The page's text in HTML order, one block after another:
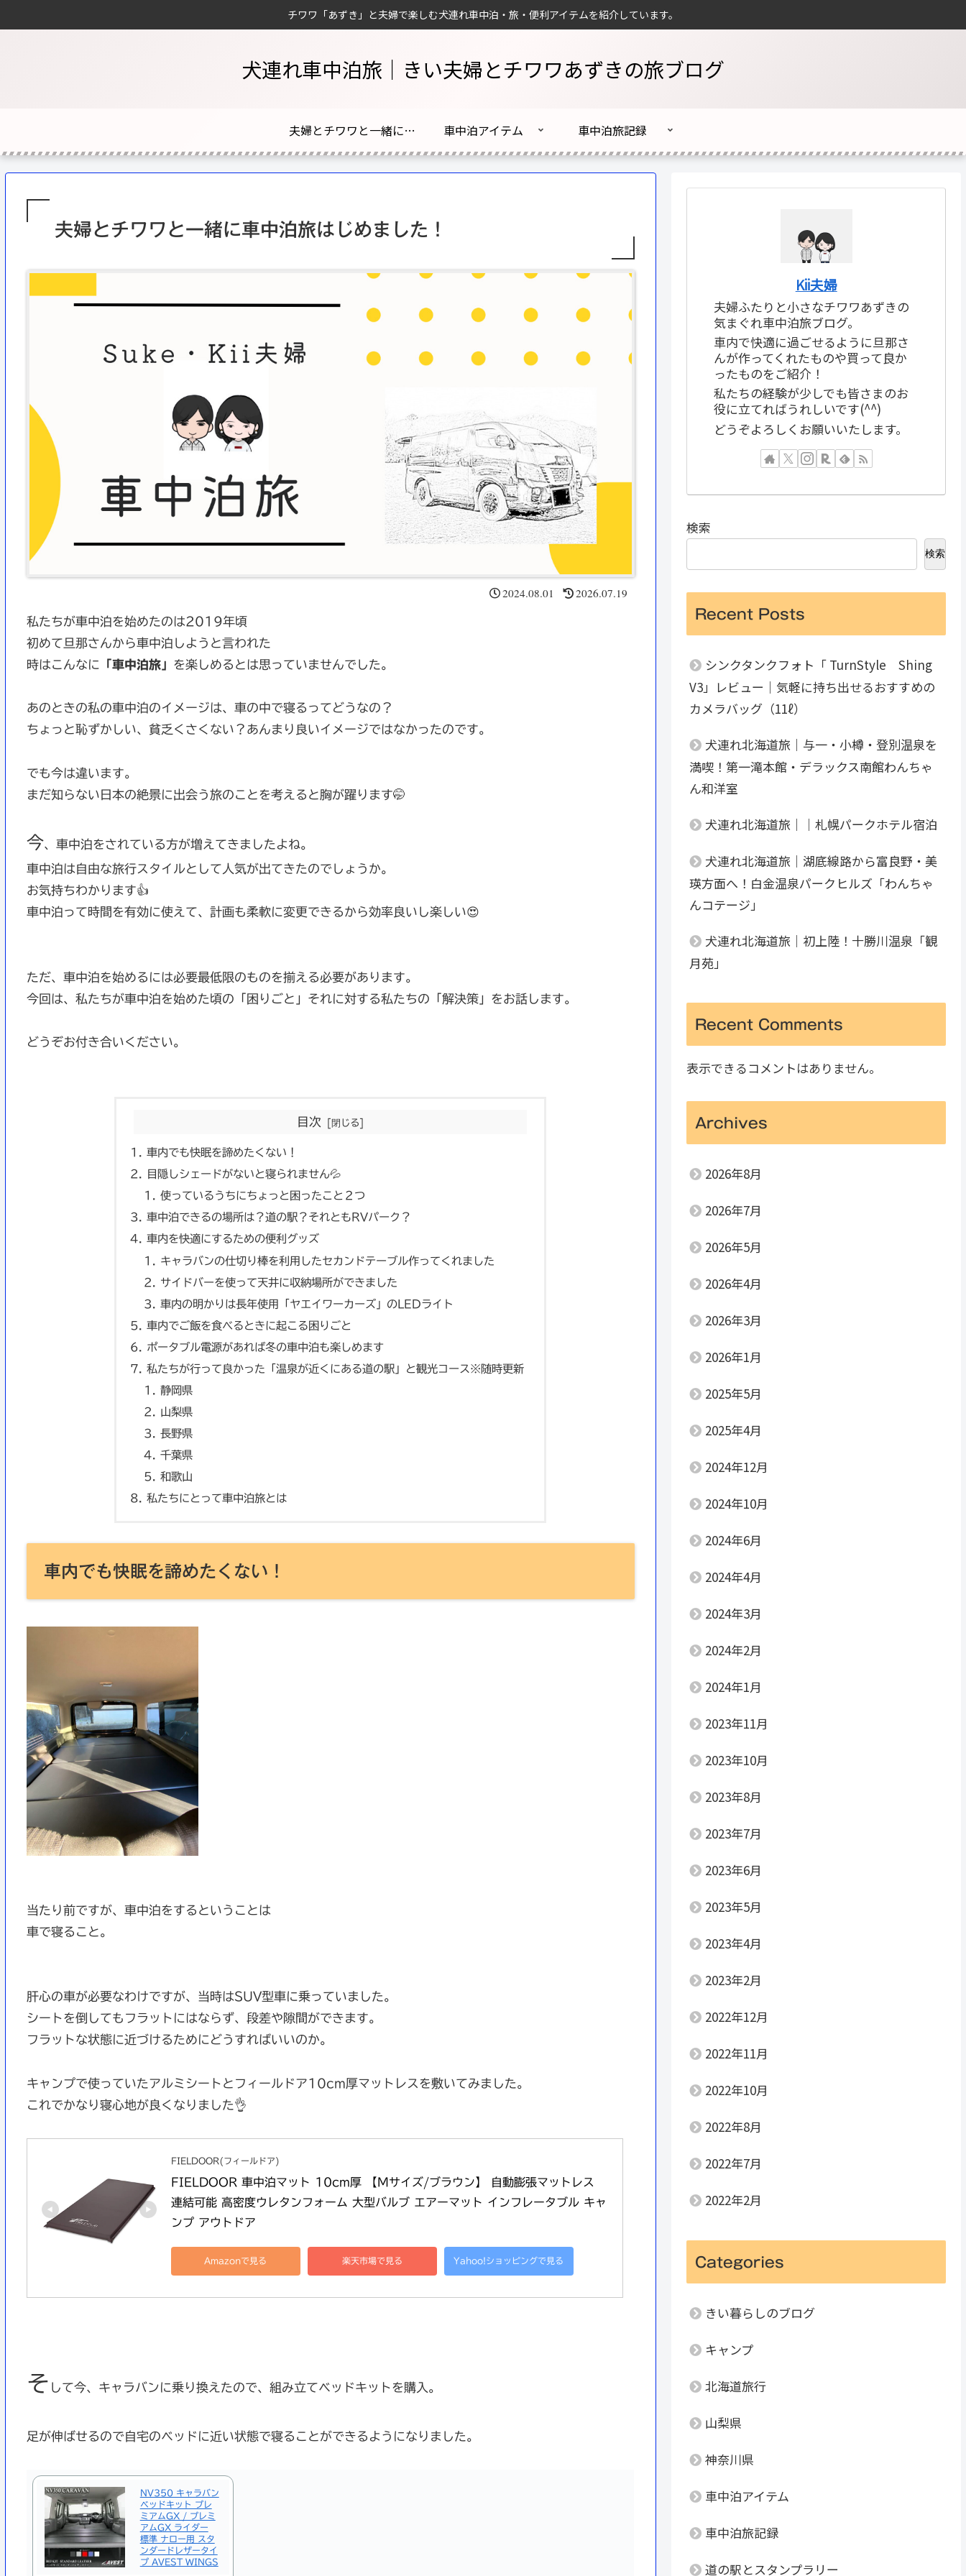
チワワ「あずき」と夫婦で楽しむ犬連れ車中泊・旅・便利アイテムを紹介しています。
犬連れ車中泊旅｜きい夫婦とチワワあずきの旅ブログ
夫婦とチワワと一緒に車中泊旅はじめました！ 車中泊アイテム 車中泊旅記録
夫婦とチワワと一緒に車中泊旅はじめました！
2024.08.01 2026.07.19
私たちが車中泊を始めたのは2019年頃
初めて旦那さんから車中泊しようと言われた
時はこんなに
「車中泊旅」 を楽しめるとは思っていませんでした。
あのときの私の車中泊のイメージは、車の中で寝るってどうなの？
ちょっと恥ずかしい、貧乏くさくない？あんまり良いイメージではなかったのです。
でも今は違います。
まだ知らない日本の絶景に出会う旅のことを考えると胸が躍ります🤭
今、車中泊をされている方が増えてきましたよね。
車中泊は自由な旅行スタイルとして人気が出てきたのでしょうか。
お気持ちわかります👍
車中泊って時間を有効に使えて、計画も柔軟に変更できるから効率良いし楽しい😍
ただ、車中泊を始めるには必要最低限のものを揃える必要があります。
今回は、私たちが車中泊を始めた頃の「困りごと」それに対する私たちの「解決策」をお話します。
どうぞお付き合いください。
目次
車内でも快眠を諦めたくない！
目隠しシェードがないと寝られません💦
使っているうちにちょっと困ったこと２つ
車中泊できるの場所は？道の駅？それともRVパーク？
車内を快適にするための便利グッズ
キャラバンの仕切り棒を利用したセカンドテーブル作ってくれました
サイドバーを使って天井に収納場所ができました
車内の明かりは長年使用「ヤエイワーカーズ」のLEDライト
車内でご飯を食べるときに起こる困りごと
ポータブル電源があれば冬の車中泊も楽しめます
私たちが行って良かった「温泉が近くにある道の駅」と観光コース※随時更新
静岡県
山梨県
長野県
千葉県
和歌山
私たちにとって車中泊旅とは
車内でも快眠を諦めたくない！
当たり前ですが、車中泊をするということは
車で寝ること。
肝心の車が必要なわけですが、当時はSUV型車に乗っていました。
シートを倒してもフラットにはならず、段差や隙間ができます。
フラットな状態に近づけるためにどうすればいいのか。
キャンプで使っていたアルミシートとフィールドア10cm厚マットレスを敷いてみました。
これでかなり寝心地が良くなりました👌
FIELDOOR(フィールドア)
FIELDOOR 車中泊マット 10cm厚 【Mサイズ/ブラウン】 自動膨張マットレス
連結可能 高密度ウレタンフォーム 大型バルブ エアーマット インフレータブル キャ
ンプ アウトドア
Amazonで見る 楽天市場で見る Yahoo!ショッピングで見る
そ して今、キャラバンに乗り換えたので、組み立てベッドキットを購入。
足が伸ばせるので自宅のベッドに近い状態で寝ることができるようになりました。
NV350 キャラバン
ベッドキット プレ
ミアムGX / プレミ
アムGX ライダー
標準 ナロー用 スタ
ンダードレザータイ
プ AVEST WINGS
Kii夫婦
夫婦ふたりと小さなチワワあずきの
気まぐれ車中泊旅ブログ。
車内で快適に過ごせるように旦那さ
んが作ってくれたものや買って良か
ったものをご紹介！
私たちの経験が少しでも皆さまのお
役に立てればうれしいです(^^)
どうぞよろしくお願いいたします。
検索
検索
Recent Posts
シンクタンクフォト「 TurnStyle Shing
V3」レビュー｜気軽に持ち出せるおすすめの
カメラバッグ（11ℓ）
犬連れ北海道旅｜与一・小樽・登別温泉を
満喫！第一滝本館・デラックス南館わんちゃ
ん和洋室
犬連れ北海道旅｜｜札幌パークホテル宿泊
犬連れ北海道旅｜湖底線路から富良野・美
瑛方面へ！白金温泉パークヒルズ「わんちゃ
んコテージ」
犬連れ北海道旅｜初上陸！十勝川温泉「観
月苑」
Recent Comments
表示できるコメントはありません。
Archives
2026年8月
2026年7月
2026年5月
2026年4月
2026年3月
2026年1月
2025年5月
2025年4月
2024年12月
2024年10月
2024年6月
2024年4月
2024年3月
2024年2月
2024年1月
2023年11月
2023年10月
2023年8月
2023年7月
2023年6月
2023年5月
2023年4月
2023年2月
2022年12月
2022年11月
2022年10月
2022年8月
2022年7月
2022年2月
Categories
きい暮らしのブログ
キャンプ
北海道旅行
山梨県
神奈川県
車中泊アイテム
車中泊旅記録
道の駅とスタンプラリー